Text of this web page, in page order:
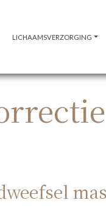
LICHAAMSVERZORGING